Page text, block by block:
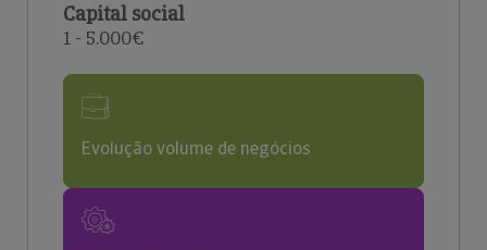
Capital social
1 - 5.000€
Evolução volume de negócios